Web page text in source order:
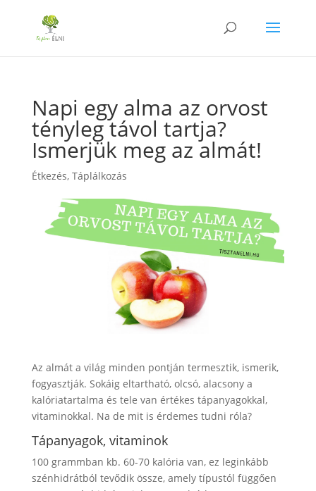
Napi egy alma az orvost
tényleg távol tartja?
Ismerjük meg az almát!
Étkezés, Táplálkozás
Az almát a világ minden pontján termesztik, ismerik,
fogyasztják. Sokáig eltartható, olcsó, alacsony a
kalóriatartalma és tele van értékes tápanyagokkal,
vitaminokkal. Na de mit is érdemes tudni róla?
Tápanyagok, vitaminok
100 grammban kb. 60-70 kalória van, ez leginkább
szénhidrátból tevődik össze, amely típustól függően